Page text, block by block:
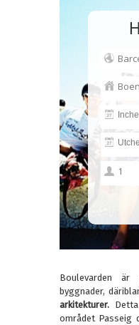
Boulevarden
byggnader,
arkitekturer.
området Passeig